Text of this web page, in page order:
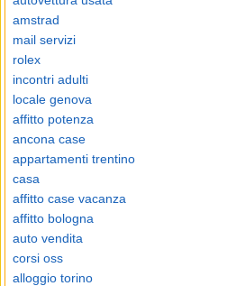
amstrad
mail servizi
rolex
incontri adulti
locale genova
affitto potenza
ancona case
appartamenti trentino
casa
affitto case vacanza
affitto bologna
auto vendita
corsi oss
alloggio torino